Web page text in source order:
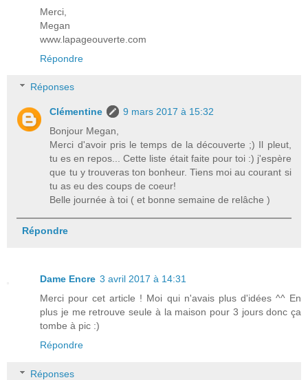
Merci,
Megan
www.lapageouverte.com
Répondre
Réponses
Clémentine
9 mars 2017 à 15:32
Bonjour Megan,
Merci d'avoir pris le temps de la découverte ;) Il pleut,
tu es en repos... Cette liste était faite pour toi :) j'espère
que tu y trouveras ton bonheur. Tiens moi au courant si
tu as eu des coups de coeur!
Belle journée à toi ( et bonne semaine de relâche )
Répondre
Dame Encre 3 avril 2017 à 14:31
Merci pour cet article ! Moi qui n'avais plus d'idées ^^ En
plus je me retrouve seule à la maison pour 3 jours donc ça
tombe à pic :)
Répondre
Réponses